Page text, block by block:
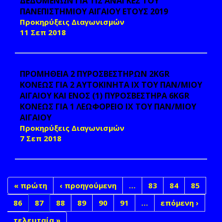
ΠΑΝΕΠΙΣΤΗΜΙΟΥ ΑΙΓΑΙΟΥ ΕΤΟΥΣ 2019
Προκηρύξεις Διαγωνισμών
11 Σεπ 2018
ΠΡΟΜΗΘΕΙΑ 2 ΠΥΡΟΣΒΕΣΤΗΡΩΝ 2KGR
ΚΟΝΕΩΣ ΓΙΑ 2 ΑΥΤΟΚΙΝΗΤΑ ΙΧ ΤΟΥ ΠΑΝ/ΜΙΟΥ
ΑΙΓΑΙΟΥ ΚΑΙ ΕΝΟΣ (1) ΠΥΡΟΣΒΕΣΤΗΡΑ 6KGR
ΚΟΝΕΩΣ ΓΙΑ 1 ΛΕΩΦΟΡΕΙΟ ΙΧ ΤΟΥ ΠΑΝ/ΜΙΟΥ
ΑΙΓΑΙΟΥ
Προκηρύξεις Διαγωνισμών
7 Σεπ 2018
« πρώτη ‹ προηγούμενη … 83 84
85
86
87 88 89 90 91 …
επόμενη ›